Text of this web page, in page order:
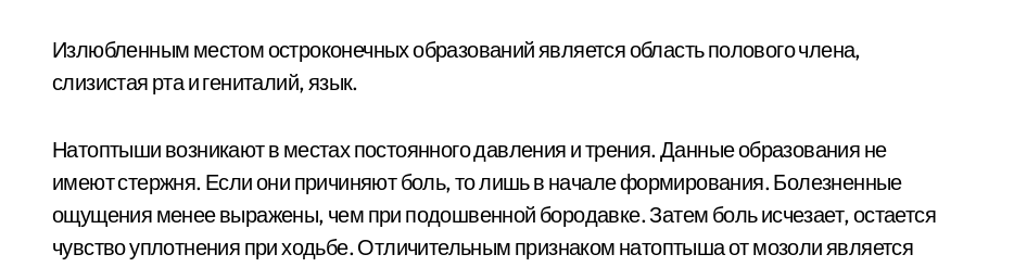
Излюбленным местом остроконечных образований является область полового члена,
слизистая рта и гениталий, язык.
Натоптыши возникают в местах постоянного давления и трения. Данные образования не
имеют стержня. Если они причиняют боль, то лишь в начале формирования. Болезненные
ощущения менее выражены, чем при подошвенной бородавке. Затем боль исчезает, остается
чувство уплотнения при ходьбе. Отличительным признаком натоптыша от мозоли является